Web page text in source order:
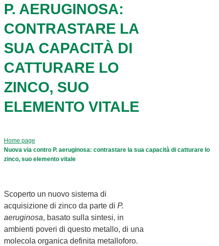
P. AERUGINOSA:
CONTRASTARE LA
SUA CAPACITÀ DI
CATTURARE LO
ZINCO, SUO
ELEMENTO VITALE
Home page
Nuova via contro P. aeruginosa: contrastare la sua capacità di catturare lo
zinco, suo elemento vitale
Scoperto un nuovo sistema di
acquisizione di zinco da parte di P.
aeruginosa, basato sulla sintesi, in
ambienti poveri di questo metallo, di una
molecola organica definita metalloforo.